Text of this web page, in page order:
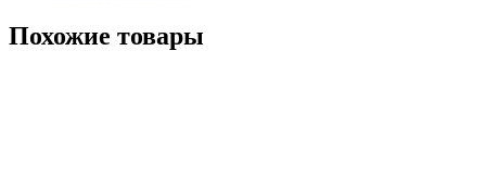
Похожие товары